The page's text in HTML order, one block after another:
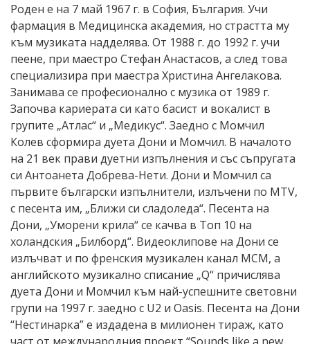
Роден е на 7 май 1967 г. в София, България. Учи
фармация в Медицинска академия, но страстта му
към музиката надделява. От 1988 г. до 1992 г. учи
пеене, при маестро Стефан Анастасов, а след това
специализира при маестра Христина Ангелакова.
Занимава се професионално с музика от 1989 г.
Започва кариерата си като басист и вокалист в
групите „Атлас“ и „Медикус“. Заедно с Момчил
Колев сформира дуета Дони и Момчил. В началото
на 21 век прави дуетни изпълнения и със съпругата
си Антоанета Добрева-Нети. Дони и Момчил са
първите български изпълнители, излъчени по MTV,
с песента им, „Ближи си сладоледа“. Песента на
Дони, „Уморени крила“ се качва в Топ 10 на
холандския „Билборд“. Видеоклипове на Дони се
излъчват и по френския музикален канал МСМ, а
английското музикално списание „Q“ причислява
дуета Дони и Момчил към най-успешните световни
групи на 1997 г. заедно с U2 и Oasis. Песента на Дони
“Нестинарка” е издадена в милионен тираж, като